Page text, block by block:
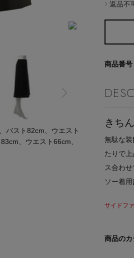
返品不
商品番号
きち
無駄な
たりで
ス合わ
ソー着
サイドフ
商品のカ
バスト82cm、ウエスト
、ウエスト66cm、